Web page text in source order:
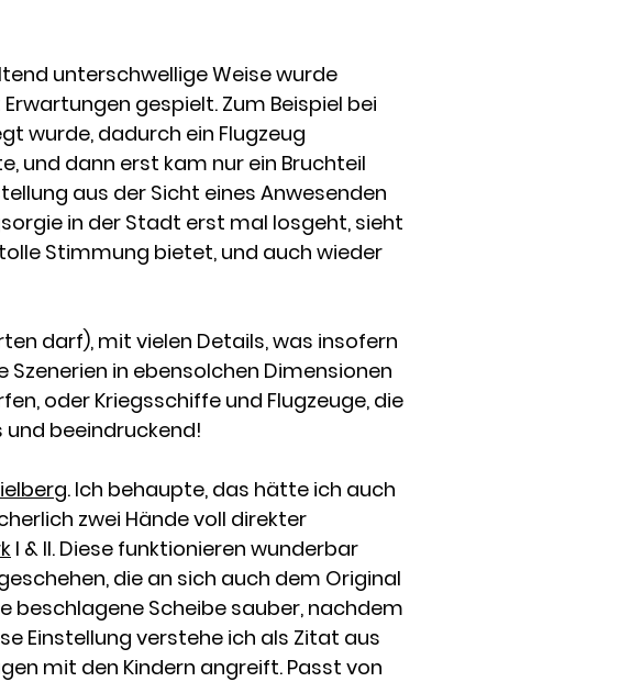
unterschwellige Weise wurde
gespielt. Zum Beispiel bei
wurde, dadurch ein Flugzeug
und dann erst kam nur ein Bruchteil
aus der Sicht eines Anwesenden
in der Stadt erst mal losgeht, sieht
Stimmung bietet, und auch wieder
darf), mit vielen Details, was insofern
in ebensolchen Dimensionen
oder Kriegsschiffe und Flugzeuge, die
beeindruckend!
. Ich behaupte, das hätte ich auch
zwei Hände voll direkter
I & II. Diese funktionieren wunderbar
die an sich auch dem Original
beschlagene Scheibe sauber, nachdem
Einstellung verstehe ich als Zitat aus
mit den Kindern angreift. Passt von